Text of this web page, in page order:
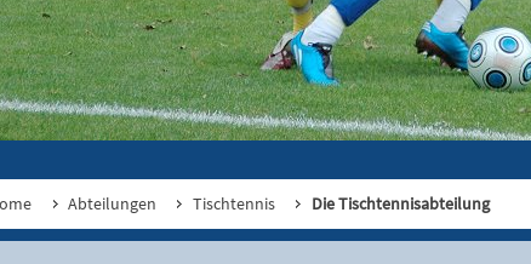
Abteilungen Tischtennis Die Tischtennisabteilung